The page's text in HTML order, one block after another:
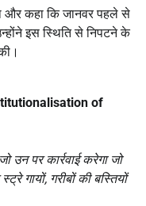
और कहा कि जानवर पहले से
इस स्थिति से निपटने के
of
उन पर कार्रवाई करेगा जो
गायों, गरीबों की बस्तियों